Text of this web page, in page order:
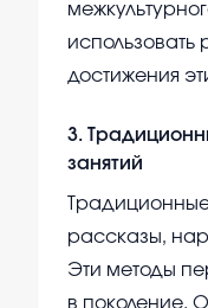
достижения
3.
занятий
рассказы,
Эти методы
в поколение.